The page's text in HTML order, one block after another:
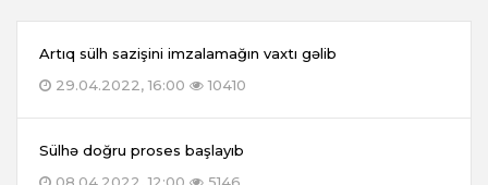
Artıq sülh sazişini imzalamağın vaxtı gəlib
29.04.2022, 16:00
10410
Sülhə doğru proses başlayıb